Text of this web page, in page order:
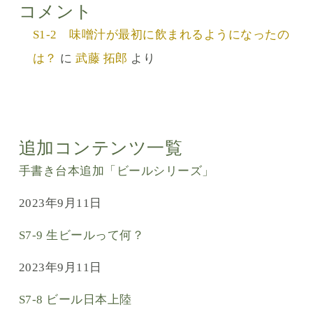
コメント
S1-2 味噌汁が最初に飲まれるようになったの
は？ に武藤 拓郎 より
追加コンテンツ一覧
手書き台本追加「ビールシリーズ」
2023年9月11日
S7-9 生ビールって何？
2023年9月11日
S7-8 ビール日本上陸